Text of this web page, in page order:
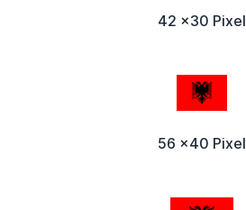
42 x30 Pixel
56 x40 Pixel